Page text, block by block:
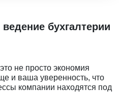
бухгалтерии
не просто экономия
и ваша уверенность, что
компании находятся под